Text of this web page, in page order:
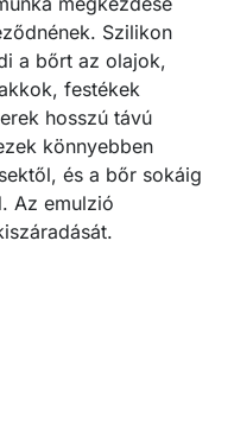
Szilikon
a bőrt az olajok,
festékek
hosszú távú
könnyebben
és a bőr sokáig
Az emulzió